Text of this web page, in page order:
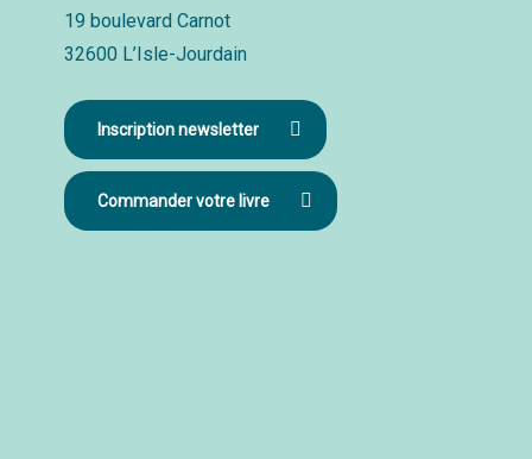
19 boulevard Carnot
32600 L’Isle-Jourdain
Inscription newsletter
Commander votre livre